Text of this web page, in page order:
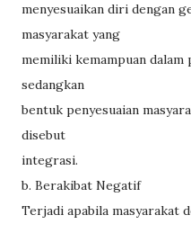
menyesuaikan diri dengan
masyarakat yang
memiliki kemampuan dalam
sedangkan
bentuk penyesuaian
disebut
integrasi.
b. Berakibat Negatif
Terjadi apabila masyarakat